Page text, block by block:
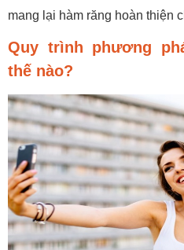
mang lại hàm răng hoàn thiện
Quy trình phương
thế nào?